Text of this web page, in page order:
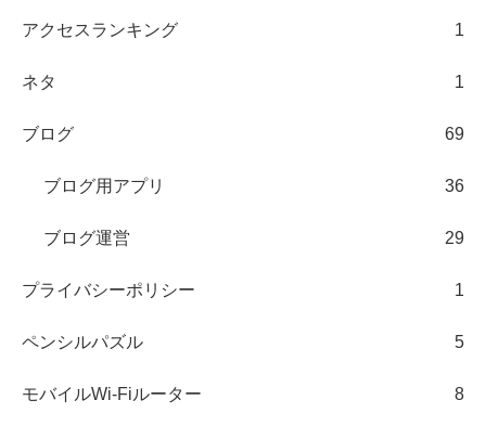
アクセスランキング 1
ネタ 1
ブログ 69
ブログ用アプリ 36
ブログ運営 29
プライバシーポリシー 1
ペンシルパズル 5
モバイルWi-Fiルーター 8